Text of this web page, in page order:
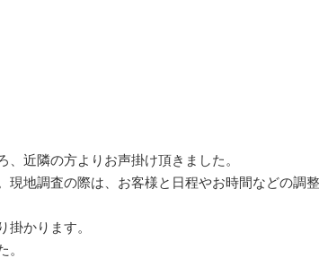
近隣の方よりお声掛け頂きました。
地調査の際は、お客様と日程やお時間などの調
かります。
。